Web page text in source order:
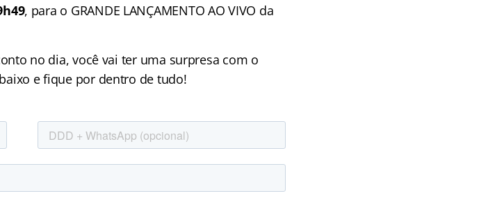
, para o GRANDE LANÇAMENTO AO VIVO da
no dia, você vai ter uma surpresa com o
e fique por dentro de tudo!